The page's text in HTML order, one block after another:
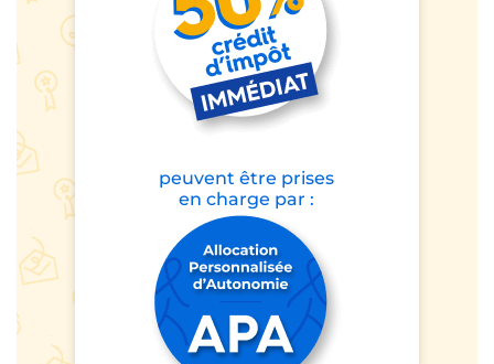
peuvent être prises
en charge par :